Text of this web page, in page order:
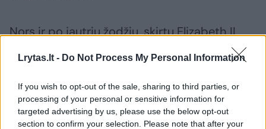
Lrytas.lt - Do Not Process My Personal Information
If you wish to opt-out of the sale, sharing to third parties, or
processing of your personal or sensitive information for
targeted advertising by us, please use the below opt-out
section to confirm your selection. Please note that after your
Nors ir po jautrių žodžių, skirtų Elizabeth II,
palaikančiais žodžiais ir plojimais, tačiau
titulų su princu Harry prieš dvejus metus
nusprendusi atsisakyti Meghan Markle
sulaukė dviprasmiškos minios reakcijos.